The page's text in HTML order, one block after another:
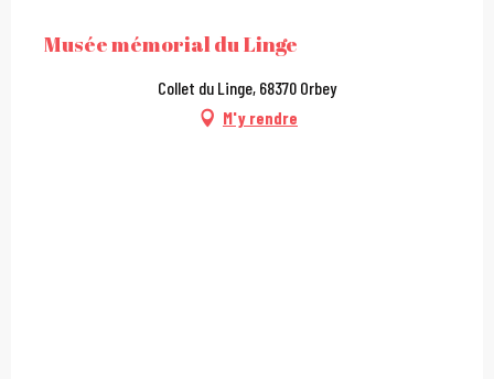
Musée mémorial du Linge
Collet du Linge, 68370 Orbey
M'y rendre